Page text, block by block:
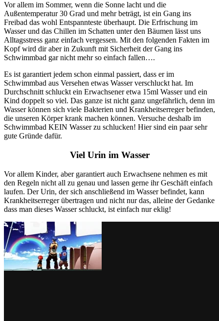
Vor allem im Sommer, wenn die Sonne lacht und die
Außentemperatur 30 Grad und mehr beträgt, ist ein Gang ins
Freibad das wohl Entspannteste überhaupt. Die Erfrischung im
Wasser und das Chillen im Schatten unter den Bäumen lässt uns
Alltagsstress ganz einfach vergessen. Mit den folgenden Fakten im
Kopf wird dir aber in Zukunft mit Sicherheit der Gang ins
Schwimmbad gar nicht mehr so einfach fallen….
Es ist garantiert jedem schon einmal passiert, dass er im
Schwimmbad aus Versehen etwas Wasser verschluckt hat. Im
Durchschnitt schluckt ein Erwachsener etwa 15ml Wasser und ein
Kind doppelt so viel. Das ganze ist nicht ganz ungefährlich, denn im
Wasser können sich viele Bakterien und Krankheitserreger befinden,
die unseren Körper krank machen können. Versuche deshalb im
Schwimmbad KEIN Wasser zu schlucken! Hier sind ein paar sehr
gute Gründe dafür.
Viel Urin im Wasser
Vor allem Kinder, aber garantiert auch Erwachsene nehmen es mit
den Regeln nicht all zu genau und lassen gerne ihr Geschäft einfach
laufen. Der Urin, der sich anschließend im Wasser befindet, kann
Krankheitserreger übertragen und nicht nur das, alleine der Gedanke
dass man dieses Wasser schluckt, ist einfach nur eklig!